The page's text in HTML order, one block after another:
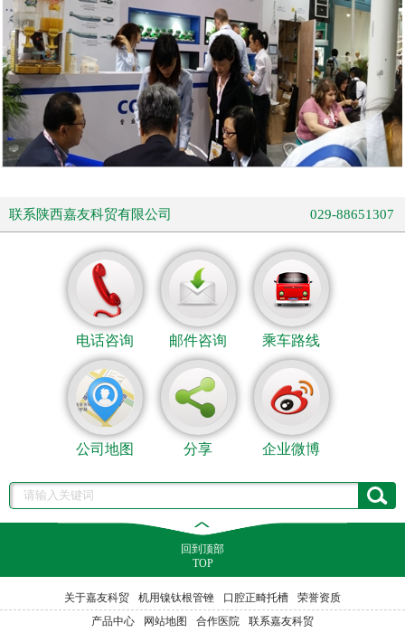
联系陕西嘉友科贸有限公司 029-88651307
电话咨询 邮件咨询 乘车路线
公司地图 分享 企业微博
回到顶部
TOP
关于嘉友科贸 机用镍钛根管锉 口腔正畸托槽
荣誉资质
产品中心
网站地图 合作医院 联系嘉友科贸